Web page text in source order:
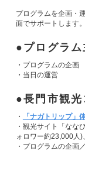
プログラムを企画・
面でサポートします。
プログラム
・プログラムの企画
・当日の運営
長門市観
・ 「ナガトリップ」
・観光サイト「なな
ォロワー約23,000人
・プログラムの企画